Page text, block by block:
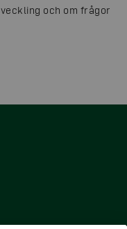
och om frågor